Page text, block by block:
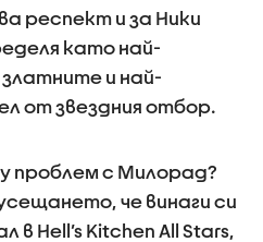
респект и за Ники
като най-
и най-
от звездния отбор.
проблем с Милорад?
че винаги си
в Hell’s Kitchen All Stars,